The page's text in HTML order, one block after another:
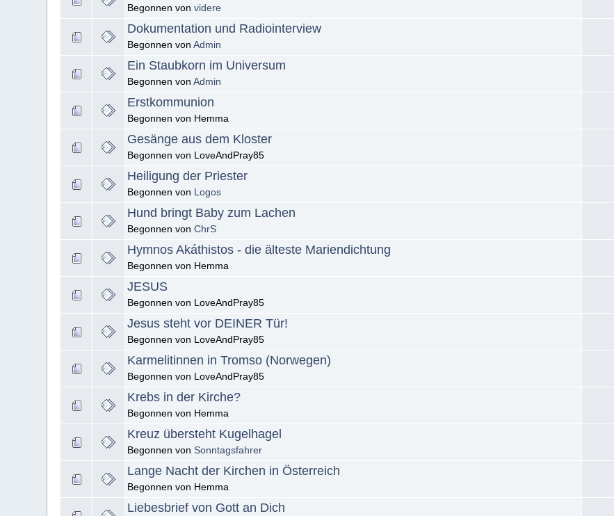
Begonnen vonvidere
Dokumentation und Radiointerview
Begonnen vonAdmin
Ein Staubkorn im Universum
Begonnen vonAdmin
Erstkommunion
Begonnen von Hemma
Gesänge aus dem Kloster
Begonnen von LoveAndPray85
Heiligung der Priester
Begonnen von Logos
Hund bringt Baby zum Lachen
Begonnen vonChrS
Hymnos Akáthistos - die älteste Mariendichtung
Begonnen von Hemma
JESUS
Begonnen von LoveAndPray85
Jesus steht vor DEINER Tür!
Begonnen von LoveAndPray85
Karmelitinnen in Tromso (Norwegen)
Begonnen von LoveAndPray85
Krebs in der Kirche?
Begonnen von Hemma
Kreuz übersteht Kugelhagel
Begonnen von Sonntagsfahrer
Lange Nacht der Kirchen in Österreich
Begonnen von Hemma
Liebesbrief von Gott an Dich